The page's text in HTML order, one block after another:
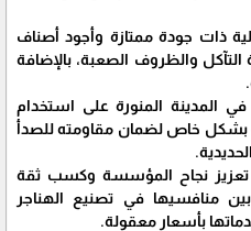
ذات جودة ممتازة وأجود أصناف
التآكل والظروف الصعبة، بالإضافة
المدينة المنورة على استخدام
بشكل خاص لضمان مقاومته للصدأ
تعزيز نجاح المؤسسة وكسب ثقة
منافسيها في تصنيع الهناجر
بأسعار معقولة.